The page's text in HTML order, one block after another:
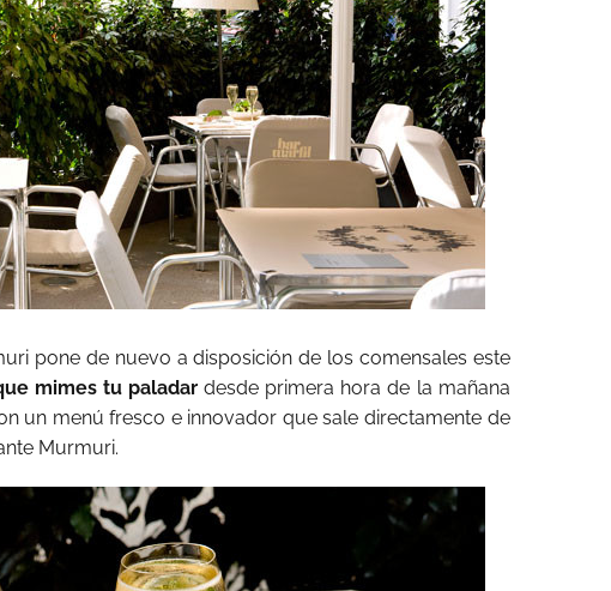
pone de nuevo a disposición de los comensales este
mimes tu paladar desde primera hora de la mañana
un menú fresco e innovador que sale directamente de
Murmuri.